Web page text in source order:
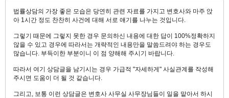
법률상담의 가장 좋은 모습은 당연히 관련 자료를 가지고 변호사와 마주 앉
아 1시간 정도 찬찬히 사건에 대해 서로 얘기를 나누는 것입니다.
그렇기 때문에 그렇지 못한 경우 문의하신 내용에 대한 답이 100%정확하지
않을 수 있고 경우에 따라서는 개략적인 내용만을 말씀드려야 하는 경우도
많습니다. 부득이한 부분이니 이 점 양해해 주시기 바랍니다.
따라서 여기 상담글을 남기시는 경우 가급적 "자세하게" 사실관계를 작성해
주시면 도움이 더 될 것 같습니다.
그리고, 보통 이런 상담글은 변호사 사무실 사무장님들이 일을 맡아서 하시